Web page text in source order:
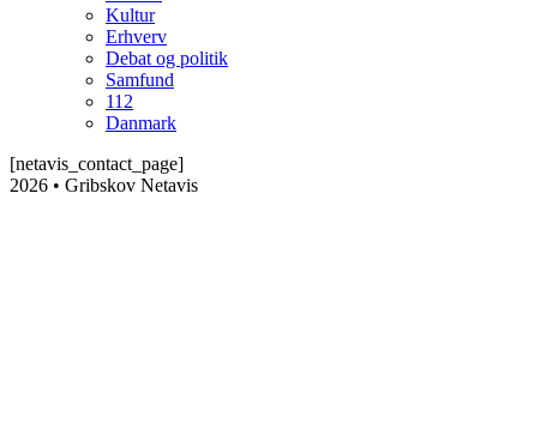
Kultur
Erhverv
Debat og politik
Samfund
112
Danmark
[netavis_contact_page]
2026 • Gribskov Netavis